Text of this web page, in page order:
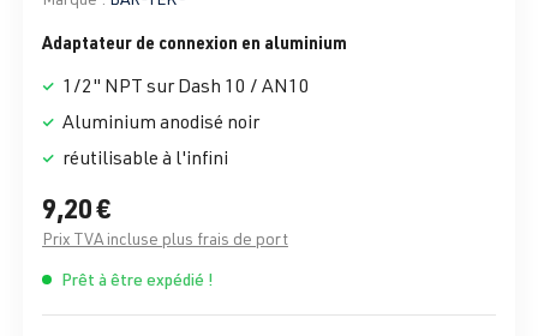
Adaptateur de connexion en aluminium
1/2" NPT sur Dash 10 / AN10
Aluminium anodisé noir
réutilisable à l'infini
9,20 €
Prix TVA incluse plus frais de port
Prêt à être expédié !